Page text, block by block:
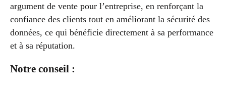
argument de vente pour l’entreprise, en renforçant la
confiance des clients tout en améliorant la sécurité des
données, ce qui bénéficie directement à sa performance
et à sa réputation.
Notre conseil :